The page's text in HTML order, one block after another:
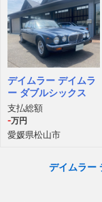
デイムラー デイムラ
ー ダブルシックス
支払総額
-万円
愛媛県松山市
デイムラー